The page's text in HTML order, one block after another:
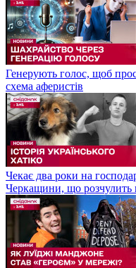
Генерують голос, щоб
схема аферистів
Чекає два роки на
Черкащини, що розчулить